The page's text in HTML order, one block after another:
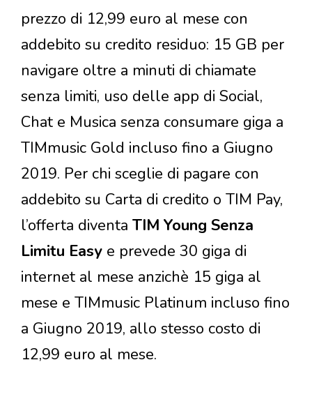
prezzo di 12,99 euro al mese con
addebito su credito residuo: 15 GB per
navigare oltre a minuti di chiamate
senza limiti, uso delle app di Social,
Chat e Musica senza consumare giga a
TIMmusic Gold incluso fino a Giugno
2019. Per chi sceglie di pagare con
addebito su Carta di credito o TIM Pay,
l’offerta diventa TIM Young Senza
Limitu Easy e prevede 30 giga di
internet al mese anzichè 15 giga al
mese e TIMmusic Platinum incluso fino
a Giugno 2019, allo stesso costo di
12,99 euro al mese.